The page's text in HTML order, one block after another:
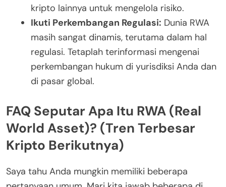
kripto lainnya untuk mengelola risiko.
Ikuti Perkembangan Regulasi: Dunia RWA
masih sangat dinamis, terutama dalam hal
regulasi. Tetaplah terinformasi mengenai
perkembangan hukum di yurisdiksi Anda dan
di pasar global.
FAQ Seputar Apa Itu RWA (Real
World Asset)? (Tren Terbesar
Kripto Berikutnya)
Saya tahu Anda mungkin memiliki beberapa